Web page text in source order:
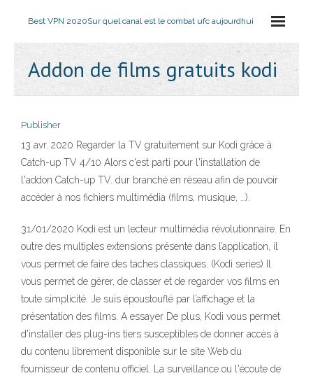
Best VPN 2020Sur quel canal est le combat ufc aujourdhui
Addon de films gratuits kodi
Publisher
13 avr. 2020 Regarder la TV gratuitement sur Kodi grâce à
Catch-up TV 4/10 Alors c'est parti pour l'installation de
l'addon Catch-up TV. dur branché en réseau afin de pouvoir
accéder à nos fichiers multimédia (films, musique, …).
31/01/2020 Kodi est un lecteur multimédia révolutionnaire. En
outre des multiples extensions présente dans l’application, il
vous permet de faire des taches classiques. (Kodi series) Il
vous permet de gérer, de classer et de regarder vos films en
toute simplicité. Je suis époustouflé par l’affichage et la
présentation des films. A essayer De plus, Kodi vous permet
d'installer des plug-ins tiers susceptibles de donner accès à
du contenu librement disponible sur le site Web du
fournisseur de contenu officiel. La surveillance ou l'écoute de